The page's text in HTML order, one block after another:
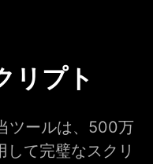
リプト
ツールは、500万
て完璧なスクリ